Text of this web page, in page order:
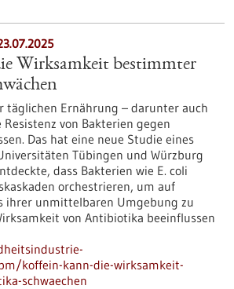
Wirksamkeit bestimmter
täglichen Ernährung – darunter auch
von Bakterien gegen
Das hat eine neue Studie eines
Tübingen und Würzburg
dass Bakterien wie E. coli
orchestrieren, um auf
ihrer unmittelbaren Umgebung zu
von Antibiotika beeinflussen
koffein-kann-die-wirksamkeit-
schwaechen